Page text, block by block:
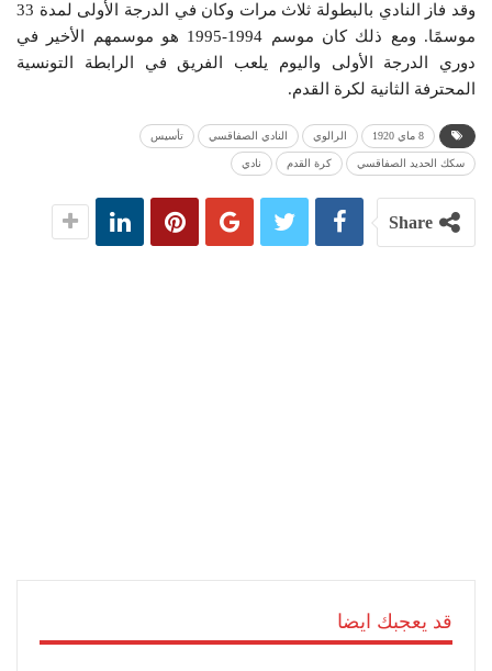
وقد فاز النادي بالبطولة ثلاث مرات وكان في الدرجة الأولى لمدة 33
موسمًا. ومع ذلك كان موسم 1994-1995 هو موسمهم الأخير في
دوري الدرجة الأولى واليوم يلعب الفريق في الرابطة التونسية
المحترفة الثانية لكرة القدم.
8 ماي 1920 الرالوي النادي الصفاقسي تأسيس
سكك الحديد الصفاقسي كرة القدم نادي
Share
قد يعجبك ايضا